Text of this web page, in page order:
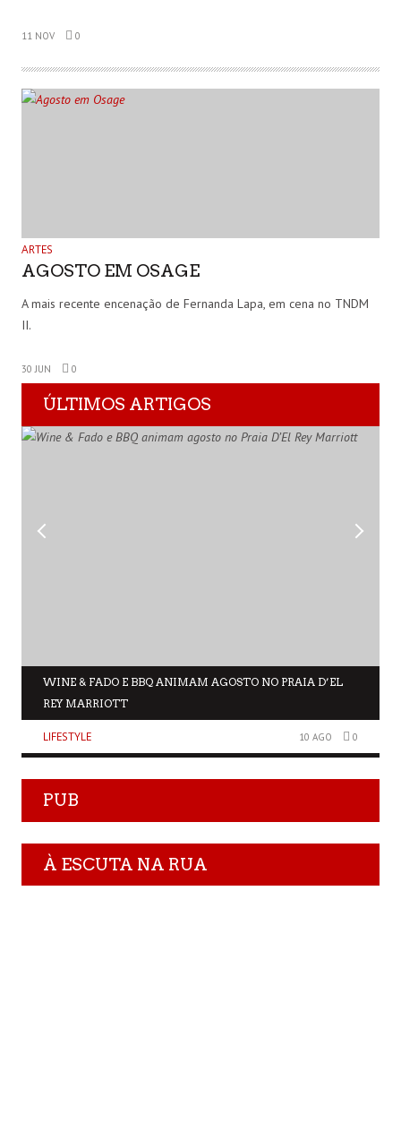
11 NOV 0
ARTES
AGOSTO EM OSAGE
A mais recente encenação de Fernanda Lapa, em cena no TNDM
II.
30 JUN 0
ÚLTIMOS ARTIGOS
WINE & FADO E BBQ ANIMAM AGOSTO NO PRAIA D’EL
REY MARRIOTT
LIFESTYLE 10 AGO 0
PUB
À ESCUTA NA RUA